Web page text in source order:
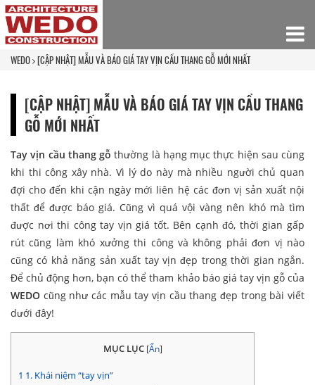
WEDO [CẬP NHẬT] MẪU VÀ BÁO GIÁ TAY VỊN CẦU THANG GỖ MỚI NHẤT
[CẬP NHẬT] MẪU VÀ BÁO GIÁ TAY VỊN CẦU THANG
GỖ MỚI NHẤT
Tay vịn cầu thang gỗ thường là hạng mục thực hiện sau cùng
khi thi công xây nhà. Vì lý do này mà nhiều người chủ quan
đợi cho đến khi cận ngày mới liên hệ các đơn vị sản xuất nội
thất để được báo giá. Cũng vì quá vội vàng nên khó mà tìm
được nơi thi công tay vịn giá tốt. Bên cạnh đó, thời gian gấp
rút cũng làm khó xưởng thi công và không phải đơn vị nào
cũng có khả năng sản xuất tay vịn đẹp trong thời gian ngắn.
Để chủ động hơn, bạn có thể tham khảo báo giá tay vịn gỗ của
WEDO cũng như các mẫu tay vịn cầu thang đẹp trong bài viết
dưới đây!
MỤC LỤC [Ẩn]
1 1. Khái niệm “tay vịn”